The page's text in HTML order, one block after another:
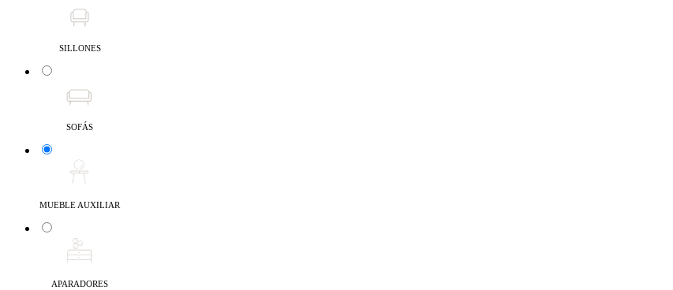
SILLONES
SOFÁS
MUEBLE AUXILIAR
APARADORES